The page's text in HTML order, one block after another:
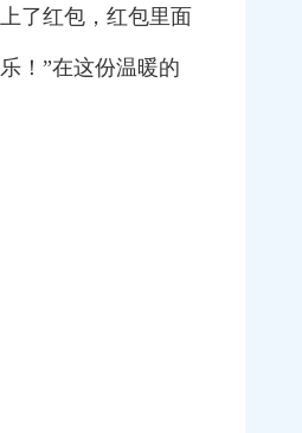
了红包，红包里面
！”在这份温暖的